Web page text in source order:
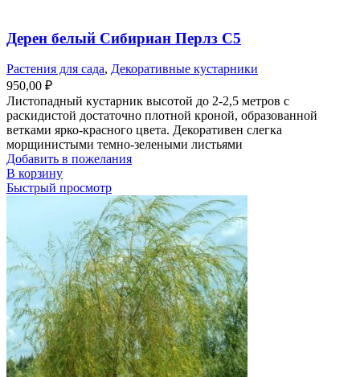
Дерен белый Сибириан Перлз С5
Растения для сада, Декоративные кустарники
950,00 ₽
Листопадный кустарник высотой до 2-2,5 метров с
раскидистой достаточно плотной кроной, образованной
ветками ярко-красного цвета. Декоративен слегка
морщинистыми темно-зелеными листьями
Добавить в пожелания
В корзину
Быстрый просмотр